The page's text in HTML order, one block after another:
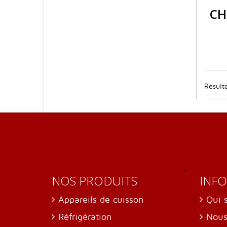
NOS PRODUITS
Appareils de cuisson
Réfrigération
Qui